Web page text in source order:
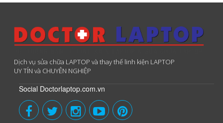
Dịch vụ sửa chữa LAPTOP và thay thế linh kiện LAPTOP
UY TÍN và CHUYÊN NGHIỆP
Social Doctorlaptop.com.vn